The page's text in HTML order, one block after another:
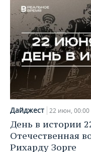
Дайджест 22 июн, 00:00
День в истории
Отечественная
Рихарду Зорге